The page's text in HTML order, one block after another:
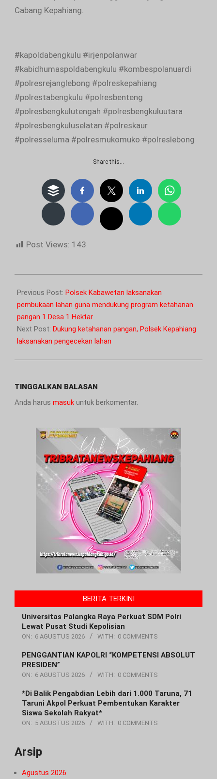
Cabang Kepahiang.
#kapoldabengkulu #irjenpolanwar
#kabidhumaspoldabengkulu #kombespolanuardi
#polresrejanglebong #polreskepahiang
#polrestabengkulu #polresbenteng
#polresbengkulutengah #polresbengkuluutara
#polresbengkuluselatan #polreskaur
#polresseluma #polresmukomuko #polreslebong
Share this…
Post Views: 143
02-
18
Previous Post: Polsek Kabawetan laksanakan
pembukaan lahan guna mendukung program ketahanan
pangan 1 Desa 1 Hektar
Next Post: Dukung ketahanan pangan, Polsek Kepahiang
laksanakan pengecekan lahan
TINGGALKAN BALASAN
Anda harus masuk untuk berkomentar.
BERITA TERKINI
Universitas Palangka Raya Perkuat SDM Polri
Lewat Pusat Studi Kepolisian
ON: 6 AGUSTUS 2026 WITH: 0 COMMENTS
PENGGANTIAN KAPOLRI “KOMPETENSI ABSOLUT
PRESIDEN”
ON: 6 AGUSTUS 2026 WITH: 0 COMMENTS
*Di Balik Pengabdian Lebih dari 1.000 Taruna, 71
Taruni Akpol Perkuat Pembentukan Karakter
Siswa Sekolah Rakyat*
ON: 5 AGUSTUS 2026 WITH: 0 COMMENTS
Arsip
Agustus 2026